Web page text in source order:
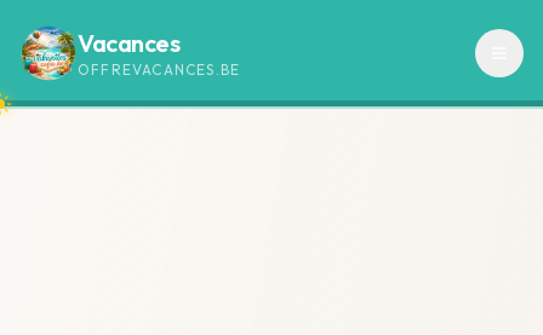
Vacances
OFFREVACANCES.BE